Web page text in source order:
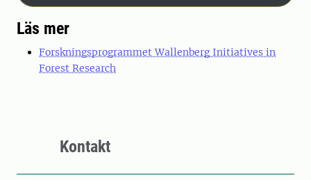
Läs mer
Forskningsprogrammet Wallenberg Initiatives in
Forest Research
Kontakt